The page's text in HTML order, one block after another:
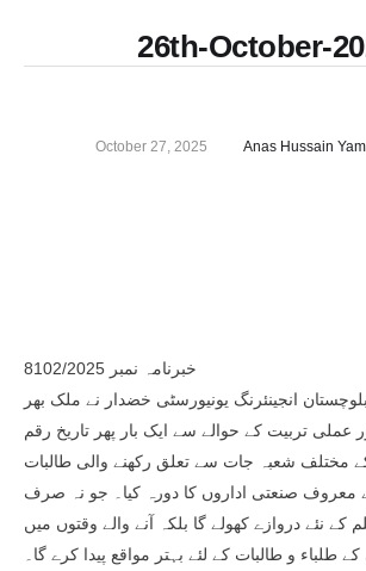
26th-October-
October 27, 2025 Anas Hussain
خبرنامہ نمبر 8102/2025
انجینئرنگ یونیورسٹی خضدار نے ملک بھر
عملی تربیت کے حوالے سے ایک بار پھر تاریخ رقم
مختلف شعبہ جات سے تعلق رکھنے والی طالبات
معروف صنعتی اداروں کا دورہ کیا۔ جو نہ صرف
کے نئے دروازے کھولے گا بلکہ آنے والے وقتوں میں
طلباء و طالبات کے لئے بہتر مواقع پیدا کرے گا۔